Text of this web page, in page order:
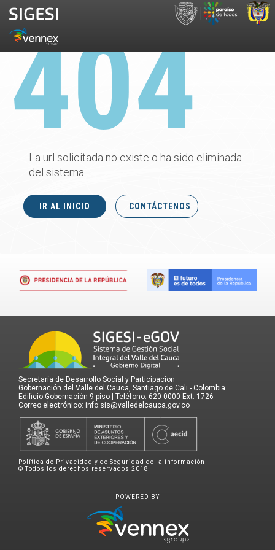
La url solicitada no existe o ha sido eliminada
del sistema.
IR AL INICIO CONTÁCTENOS
Secretaría de Desarrollo Social y Participacion
Gobernación del Valle del Cauca, Santiago de Cali - Colombia
Edificio Gobernación 9 piso | Teléfono: 620 0000 Ext. 1726
Correo electrónico: info.sis@valledelcauca.gov.co
Política de Privacidad y de Seguridad de la información
© Todos los derechos reservados 2018
POWERED BY